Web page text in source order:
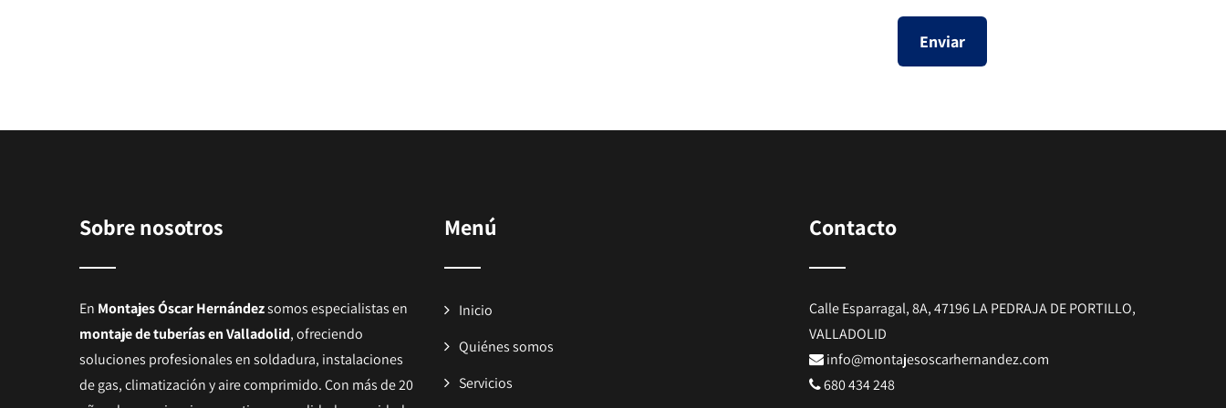
Sobre nosotros
En Montajes Óscar Hernándezsomos especialistas en
montaje de tuberías en Valladolid, ofreciendo
soluciones profesionales en soldadura, instalaciones
de gas, climatización y aire comprimido. Con más de 20
Menú
Inicio
Quiénes somos
Servicios
Contacto
Calle Esparragal, 8A, 47196 LA PEDRAJA DE PORTILLO,
VALLADOLID
info@montajesoscarhernandez.com
680 434 248